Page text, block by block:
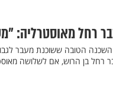
רחל מאוסטרליה:
הטובה ששוכנת מעבר
רחל בן הרוש, אם לשלושה